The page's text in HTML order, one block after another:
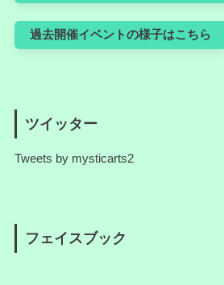
過去開催イベントの様子はこちら
ツイッター
Tweets by mysticarts2
フェイスブック